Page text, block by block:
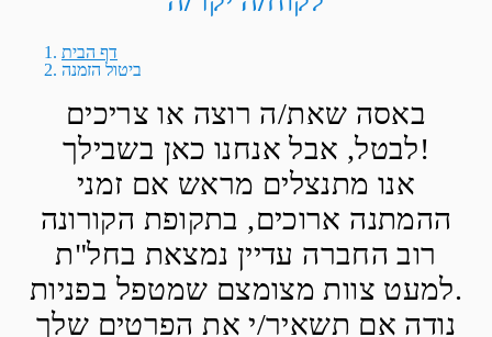
דף הבית
ביטול הזמנה
באסה שאת/ה רוצה או צריכים
לבטל, אבל אנחנו כאן בשבילך!
אנו מתנצלים מראש אם זמני
ההמתנה ארוכים, בתקופת הקורונה
רוב החברה עדיין נמצאת בחל"ת
למעט צוות מצומצם שמטפל בפניות.
נודה אם תשאיר/י את הפרטים שלך